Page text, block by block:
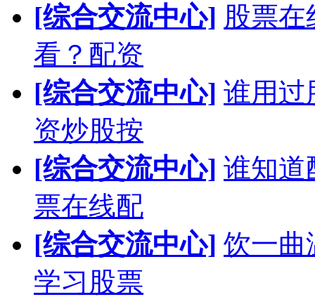
[综合交流中心] 股票
看？配资
[综合交流中心] 谁用过
资炒股按
[综合交流中心] 谁知道
票在线配
[综合交流中心] 饮一曲
学习股票